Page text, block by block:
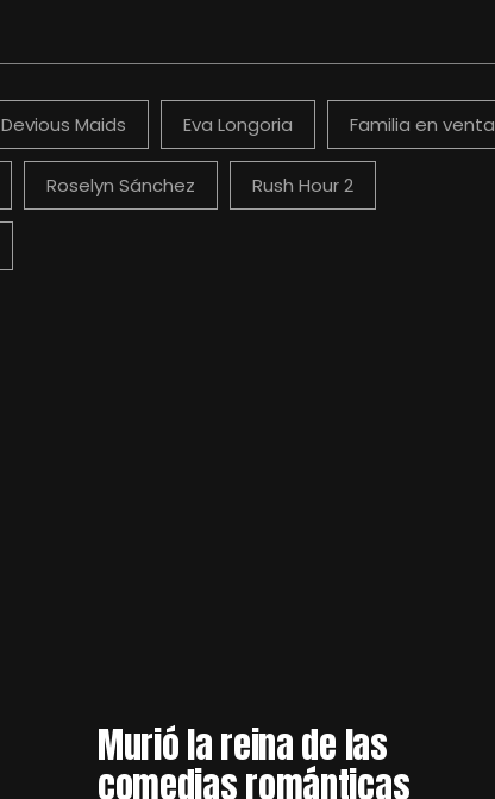
Devious Maids Eva Longoria Familia en venta
Roselyn Sánchez Rush Hour 2
Murió la reina de las
comedias románticas